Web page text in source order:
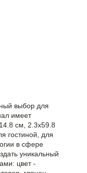
выбор для
имеет
см, 2.3x59.8
гостиной, для
в сфере
уникальный
цвет -